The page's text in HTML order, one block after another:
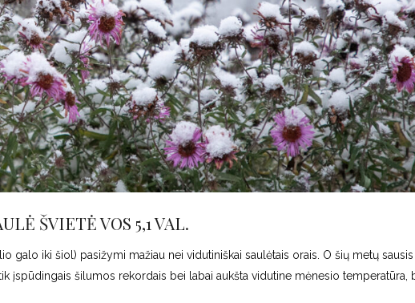
ŠVIETĖ VOS 5,1 VAL.
galo iki šiol) pasižymi mažiau nei vidutiniškai saulėtais orais. O šių metų sausis
įspūdingais šilumos rekordais bei labai aukšta vidutine mėnesio temperatūra,